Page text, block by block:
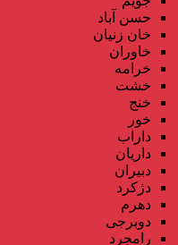
حسن آباد
خان زنیان
خاوران
خرامه
خشت
خنج
خور
داراب
داریان
دبیران
دژکرد
دهرم
دوبرجی
رامجرد